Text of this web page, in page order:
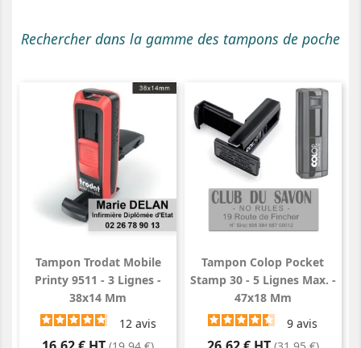
Rechercher dans la gamme des tampons de poche
Tampon Trodat Mobile
Printy 9511 - 3 Lignes -
38x14 Mm
12 avis
Tampon Colop Pocket
Stamp 30 - 5 Lignes Max. -
47x18 Mm
9avis